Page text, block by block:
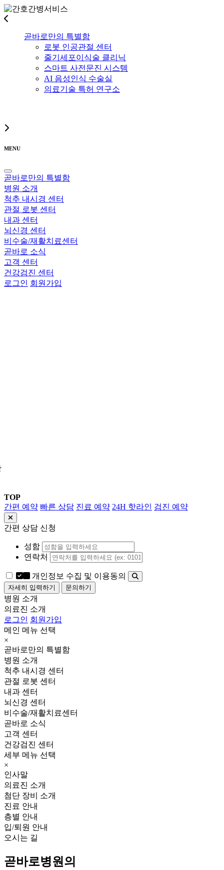
곧바로만의 특별함
로봇 인공관절 센터
줄기세포이식술 클리닉
스마트 사전문진 시스템
AI 음성인식 수술실
의료기술 특허 연구소
MENU
곧바로만의 특별함
병원 소개
척추 내시경 센터
관절 로봇 센터
내과 센터
뇌신경 센터
비수술/재활치료센터
곧바로 소식
고객 센터
건강검진 센터
로그인 회원가입
TOP
간편 예약 빠른 상담 진료 예약 24H 핫라인 검진 예약
간편 상담 신청
성함
연락처
개인정보 수집 및 이용동의
자세히 입력하기 문의하기
병원 소개
의료진 소개
로그인 회원가입
메인 메뉴 선택
×
곧바로만의 특별함
병원 소개
척추 내시경 센터
관절 로봇 센터
내과 센터
뇌신경 센터
비수술/재활치료센터
곧바로 소식
고객 센터
건강검진 센터
세부 메뉴 선택
×
인사말
의료진 소개
첨단 장비 소개
진료 안내
층별 안내
입/퇴원 안내
오시는 길
곧바로병원의